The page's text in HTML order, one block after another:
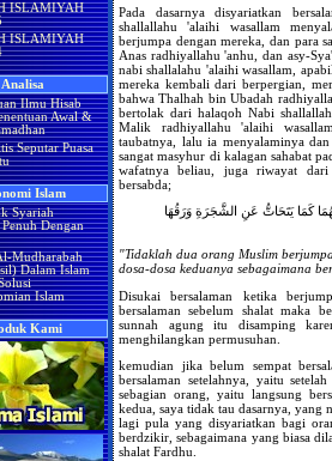
ISLAMIYAH
ISLAMIYAH
Analisa
Ilmu Hisab
Awal &
Seputar Puasa
Islam
Syariah
Dengan
Mudharabah
Dalam Islam
Islam
Kami
Pada dasarnya disyariatkan
shallallahu 'alaihi wasallam
berjumpa dengan mereka, dan para
Anas radhiyallahu 'anhu, dan asy-
nabi shallalahu 'alaihi wasallam,
mereka kembali dari berpergian,
bahwa Thalhah bin Ubadah
bertolak dari halaqoh Nabi
Malik radhiyallahu 'alaihi
taubatnya, lalu ia menyalaminya
sangat masyhur di kalagan sahabat
wafatnya beliau, juga riwayat
bersabda;
كَمَا يَتَحَاتُّ عَنِ الشَّجَرَةِ وَرَقُهَا
"Tidaklah dua orang Muslim
dosa-dosa keduanya sebagaimana
Disukai bersalaman ketika
bersalaman sebelum shalat maka
sunnah agung itu disamping
menghilangkan permusuhan.
kemudian jika belum sempat
bersalaman setelahnya, yaitu
sebagian orang, yaitu langsung
kedua, saya tidak tau dasarnya,
lagi pula yang disyariatkan bagi
berdzikir, sebagaimana yang biasa
shalat Fardhu.